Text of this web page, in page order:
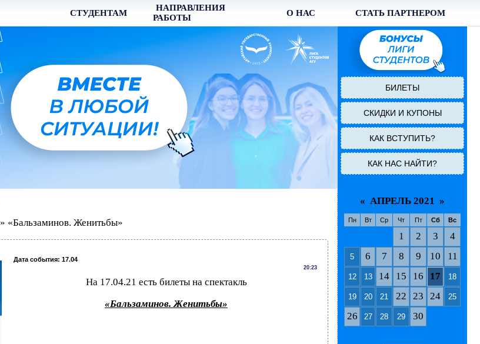
СТУДЕНТАМ
НАПРАВЛЕНИЯ
РАБОТЫ
О НАС СТАТЬ ПАРТНЕРОМ
БИЛЕТЫ
СКИДКИ И КУПОНЫ
КАК ВСТУПИТЬ?
КАК НАС НАЙТИ?
» «Бальзаминов. Женитьбы»
Дата события: 17.04
20:23
На 17.04.21 есть билеты на спектакль
«Бальзаминов. Женитьбы»
« АПРЕЛЬ 2021 »
Пн Вт Ср Чт Пт Сб Вс
1 2 3 4
5 6 7 8 9 10 11
12 13 14 15 16 17 18
19 20 21 22 23 24 25
26 27 28 29 30